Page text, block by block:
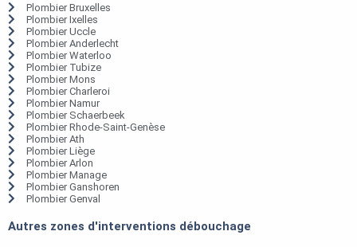
Plombier Bruxelles
Plombier Ixelles
Plombier Uccle
Plombier Anderlecht
Plombier Waterloo
Plombier Tubize
Plombier Mons
Plombier Charleroi
Plombier Namur
Plombier Schaerbeek
Plombier Rhode-Saint-Genèse
Plombier Ath
Plombier Liège
Plombier Arlon
Plombier Manage
Plombier Ganshoren
Plombier Genval
Autres zones d'interventions débouchage